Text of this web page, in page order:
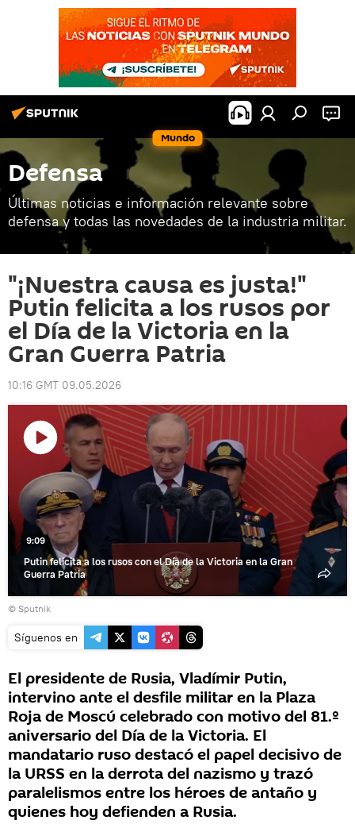
Mundo
Defensa
Últimas noticias e información relevante sobre
defensa y todas las novedades de la industria militar.
"¡Nuestra causa es justa!"
Putin felicita a los rusos por
el Día de la Victoria en la
Gran Guerra Patria
10:16 GMT 09.05.2026
Reproducir
vídeo
Putin felicita a los rusos con el Día de la Victoria en la Gran
Guerra Patria
9:09
© Sputnik
Síguenos en
El presidente de Rusia, Vladímir Putin,
intervino ante el desfile militar en la Plaza
Roja de Moscú celebrado con motivo del 81.º
aniversario del Día de la Victoria. El
mandatario ruso destacó el papel decisivo de
la URSS en la derrota del nazismo y trazó
paralelismos entre los héroes de antaño y
quienes hoy defienden a Rusia.